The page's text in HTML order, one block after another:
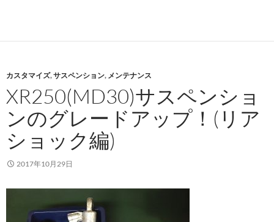
カスタマイズ,サスペンション, メンテナンス
XR250(MD30)サスペンショ
ンのグレードアップ！(リア
ショック編)
2017年10月29日